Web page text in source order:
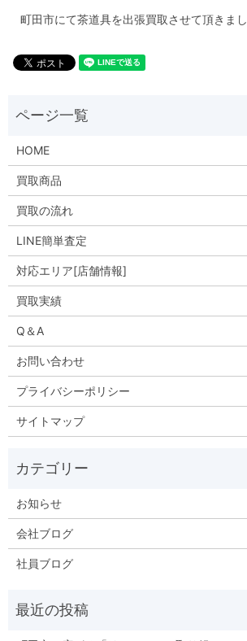
町田市にて茶道具を出張買取させて頂きまし
HOME
買取商品
買取の流れ
LINE簡単査定
対応エリア[店舗情報]
買取実績
Q＆A
お問い合わせ
プライバシーポリシー
サイトマップ
お知らせ
会社ブログ
社員ブログ